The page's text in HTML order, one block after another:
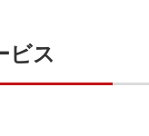
ビス